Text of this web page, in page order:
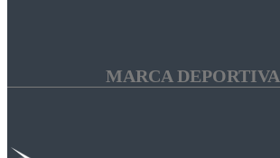
MARCA DEPORTIVA